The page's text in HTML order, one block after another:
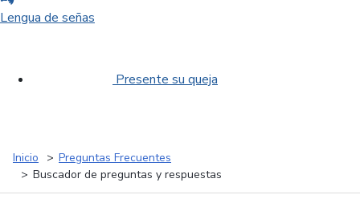
Lengua de señas
Presente su queja
Inicio
Preguntas Frecuentes
Buscador de preguntas y respuestas